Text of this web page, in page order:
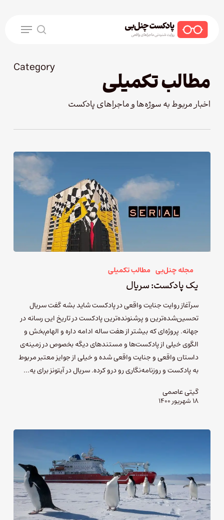
search
Menu
Category
مطالب تکمیلی
اخبار مربوط به سوژه‌ها و ماجراهای پادکست
مجله چنل‌بی مطالب تکمیلی
یک پادکست: سریال
سرآغاز روایت جنایت واقعی در پادکست شاید بشه گفت سریال
تحسین‌شده‌ترین و پرشنونده‌ترین پادکست در تاریخ این رسانه در
جهانه. پروژه‌ای که بیشتر از هفت ساله ادامه داره و الهام‌بخش و
الگوی خیلی از پادکست‌ها و مستندهای دیگه بخصوص در زمینه‌ی
داستان واقعی و جنایت واقعی شده و خیلی از جوایز معتبر مربوط
به پادکست و روزنامه‌نگاری رو درو کرده. سریال در آیتونز برای یه…
گیتی عاصمی
۱۸ شهریور ۱۴۰۰